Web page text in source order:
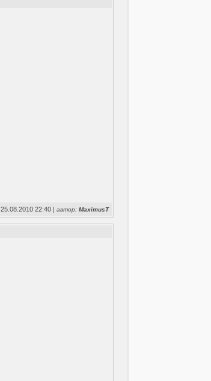
25.08.2010 22:40 |автор:MaximusT